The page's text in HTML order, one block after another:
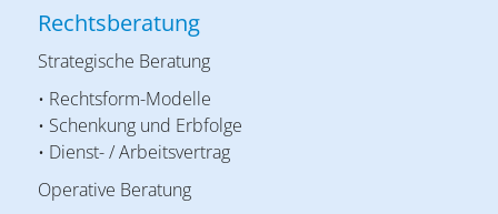
Rechtsberatung
Strategische Beratung
• Rechtsform-Modelle
• Schenkung und Erbfolge
• Dienst- / Arbeitsvertrag
Operative Beratung